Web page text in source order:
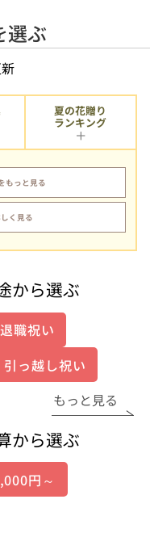
選ぶ
もっと見る
く見る
夏の花贈り
ランキング
から選ぶ
退職祝い
っ越し祝い
もっと見る
から選ぶ
円～